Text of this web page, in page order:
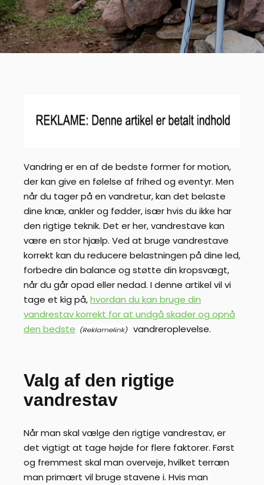
Vandring er en af de bedste former for motion,
der kan give en følelse af frihed og eventyr. Men
når du tager på en vandretur, kan det belaste
dine knæ, ankler og fødder, især hvis du ikke har
den rigtige teknik. Det er her, vandrestave kan
være en stor hjælp. Ved at bruge vandrestave
korrekt kan du reducere belastningen på dine led,
forbedre din balance og støtte din kropsvægt,
når du går opad eller nedad. I denne artikel vil vi
tage et kig på,hvordan du kan bruge din
vandrestav korrekt for at undgå skader og opnå
den bedste
vandreroplevelse.
Valg af den rigtige
vandrestav
Når man skal vælge den rigtige vandrestav, er
det vigtigt at tage højde for flere faktorer. Først
og fremmest skal man overveje, hvilket terræn
man primært vil bruge stavene i. Hvis man